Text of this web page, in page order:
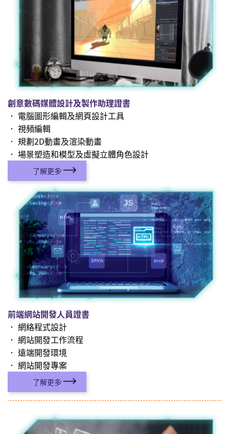
創意數碼媒體設計及製作助理證書
． 電腦圖形編輯及網頁設計工具
． 視頻編輯
． 規劃2D動畫及渲染動畫
． 場景塑造和模型及虛擬立體角色設計
了解更多
前端網站開發人員證書
． 網絡程式設計
． 網站開發工作流程
． 遠端開發環境
． 網站開發專案
了解更多